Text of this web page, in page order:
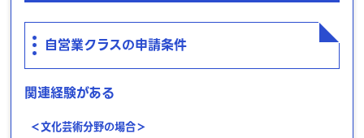
自営業クラスの申請条件
関連経験がある
＜文化芸術分野の場合＞